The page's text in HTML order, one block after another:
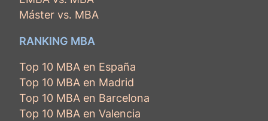
Máster vs. MBA
RANKING MBA
Top 10 MBA en España
Top 10 MBA en Madrid
Top 10 MBA en Barcelona
Top 10 MBA en Valencia